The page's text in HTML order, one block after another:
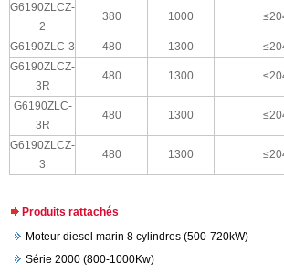
G6190ZLCZ-
2
380 1000
G6190ZLC-3 480 1300
G6190ZLCZ-
3R
480 1300
G6190ZLC-
3R
480 1300
G6190ZLCZ-
3
480 1300
Produits rattachés
Moteur diesel marin 8 cylindres (500-720kW)
Série 2000 (800-1000Kw)